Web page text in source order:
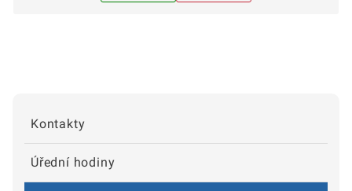
Kontakty
Úřední hodiny